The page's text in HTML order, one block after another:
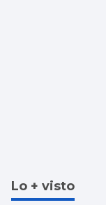
Lo + visto